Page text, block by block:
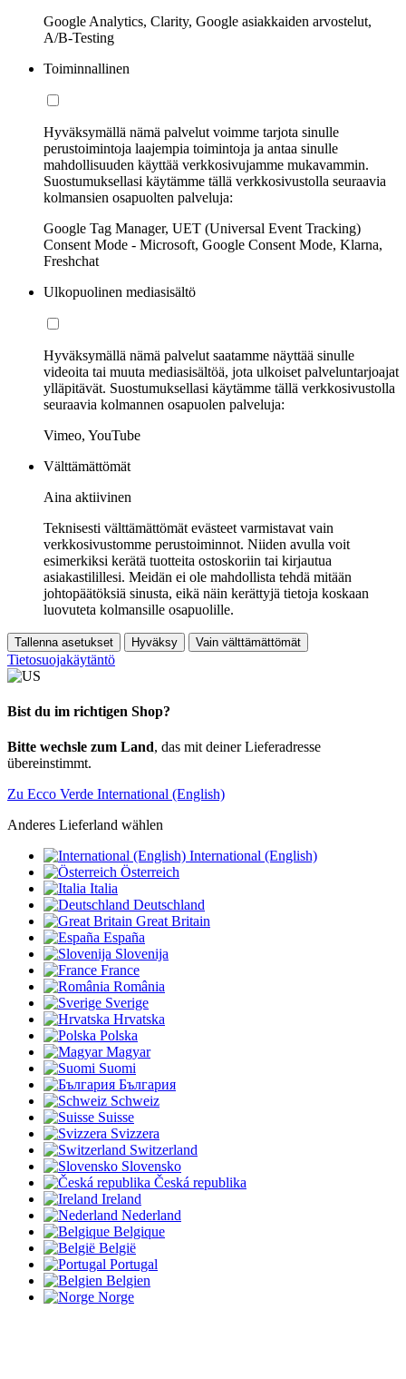
Google Analytics, Clarity, Google asiakkaiden arvostelut,
A/B-Testing
Toiminnallinen
Hyväksymällä nämä palvelut voimme tarjota sinulle
perustoimintoja laajempia toimintoja ja antaa sinulle
mahdollisuuden käyttää verkkosivujamme mukavammin.
Suostumuksellasi käytämme tällä verkkosivustolla seuraavia
kolmansien osapuolten palveluja:
Google Tag Manager, UET (Universal Event Tracking)
Consent Mode - Microsoft, Google Consent Mode, Klarna,
Freshchat
Ulkopuolinen mediasisältö
Hyväksymällä nämä palvelut saatamme näyttää sinulle
videoita tai muuta mediasisältöä, jota ulkoiset palveluntarjoajat
ylläpitävät. Suostumuksellasi käytämme tällä verkkosivustolla
seuraavia kolmannen osapuolen palveluja:
Vimeo, YouTube
Välttämättömät
Aina aktiivinen
Teknisesti välttämättömät evästeet varmistavat vain
verkkosivustomme perustoiminnot. Niiden avulla voit
esimerkiksi kerätä tuotteita ostoskoriin tai kirjautua
asiakastilillesi. Meidän ei ole mahdollista tehdä mitään
johtopäätöksiä sinusta, eikä näin kerättyjä tietoja koskaan
luovuteta kolmansille osapuolille.
Tallenna asetukset Hyväksy Vain välttämättömät
Tietosuojakäytäntö
Bist du im richtigen Shop?
Bitte wechsle zum Land, das mit deiner Lieferadresse
übereinstimmt.
Zu Ecco Verde International (English)
Anderes Lieferland wählen
International (English)
Österreich
Italia
Deutschland
Great Britain
España
Slovenija
France
România
Sverige
Hrvatska
Polska
Magyar
Suomi
България
Schweiz
Suisse
Svizzera
Switzerland
Slovensko
Česká republika
Ireland
Nederland
Belgique
België
Portugal
Belgien
Norge